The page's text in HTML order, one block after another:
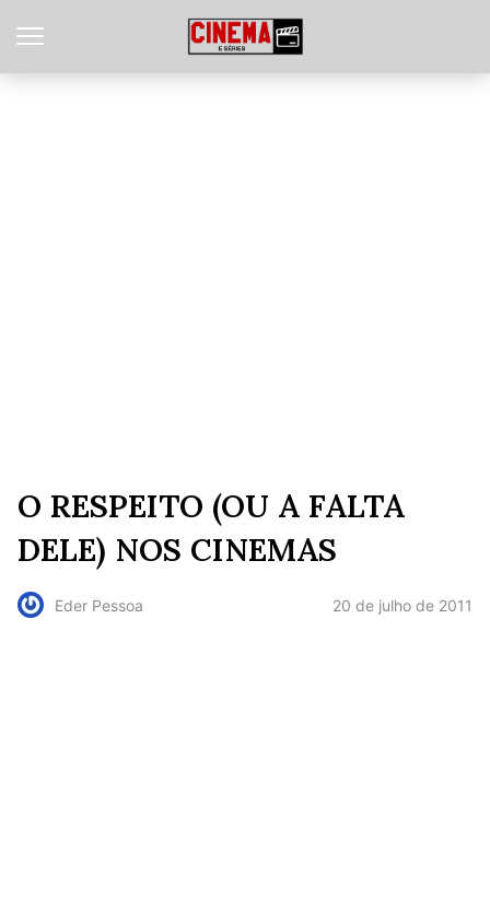
O RESPEITO (OU A FALTA
DELE) NOS CINEMAS
Eder Pessoa 20 de julho de 2011